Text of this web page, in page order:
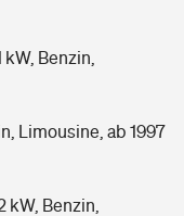
Benzin,
Limousine, ab 1997
kW, Benzin,